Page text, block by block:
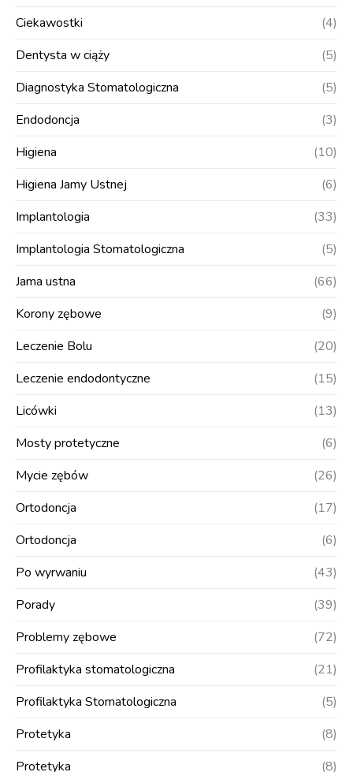
Ciekawostki
(4)
Dentysta w ciąży
(5)
Diagnostyka Stomatologiczna
(5)
Endodoncja
(3)
Higiena
(10)
Higiena Jamy Ustnej
(6)
Implantologia
(33)
Implantologia Stomatologiczna
(5)
Jama ustna
(66)
Korony zębowe
(9)
Leczenie Bolu
(20)
Leczenie endodontyczne
(15)
Licówki
(13)
Mosty protetyczne
(6)
Mycie zębów
(26)
Ortodoncja
(17)
Ortodoncja
(6)
Po wyrwaniu
(43)
Porady
(39)
Problemy zębowe
(72)
Profilaktyka stomatologiczna
(21)
Profilaktyka Stomatologiczna
(5)
Protetyka
(8)
Protetyka
(8)